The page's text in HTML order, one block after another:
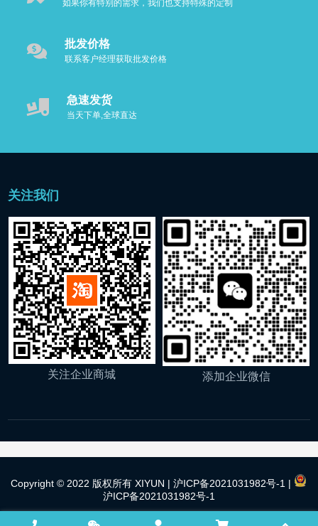
如果你有特别的需求，我们也支持特殊的定制
批发价格
联系客户经理获取批发价格
急速发货
当天下单,全球直达
关注我们
关注企业商城 添加企业微信
Copyright © 2022 版权所有 XIYUN | 沪ICP备2021031982号-1 |
沪ICP备2021031982号-1